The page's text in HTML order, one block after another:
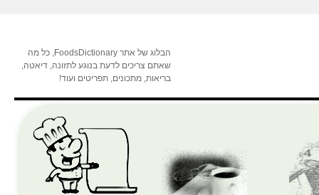
הבלוג של אתר FoodsDictionary, כל מה
שאתם צריכים לדעת בנוגע לתזונה, דיאטה,
בריאות, מתכונים, תפריטים ועוד!